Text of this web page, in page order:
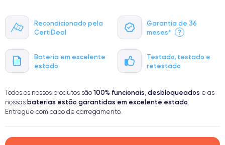
Recondicionado pela
CertiDeal
Garantia de 36
meses*
?
Bateria em excelente
estado
Testado, testado e
retestado
Todos os nossos produtos são 100% funcionais, desbloqueados e as
nossas baterias estão garantidas em excelente estado.
Entregue com cabo de carregamento.